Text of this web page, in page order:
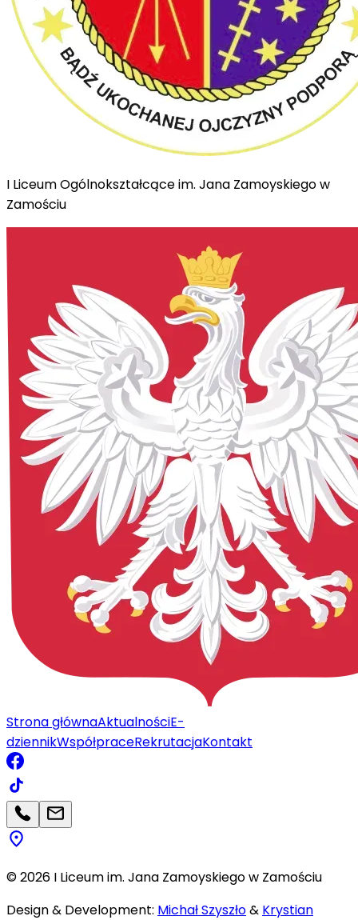
I Liceum Ogólnokształcące im. Jana Zamoyskiego w
Zamościu
Strona głównaAktualnościE-
dziennikWspółpraceRekrutacjaKontakt
©2026 I Liceum im. Jana Zamoyskiego w Zamościu
Design & Development: Michał Szyszło& Krystian